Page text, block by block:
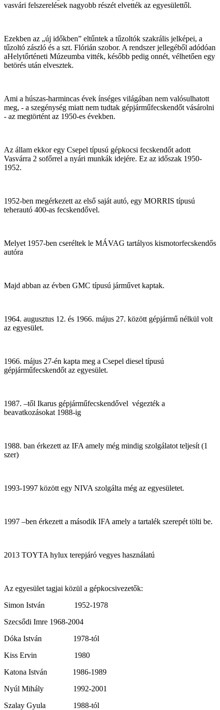
vasvári felszerelések nagyobb részét elvették az egyesülettől.
Ezekben az „új időkben” eltűntek a tűzoltók szakrális jelképei, a
tűzoltó zászló és a szt. Flórián szobor. A rendszer jellegéből adódóan
aHelytőrténeti Múzeumba vitték, később pedig onnét, vélhetően egy
betörés után elvesztek.
Ami a húszas-harmincas évek ínséges világában nem valósulhatott
meg, - a szegénység miatt nem tudtak gépjárműfecskendőt vásárolni
- az megtörtént az 1950-es években.
Az állam ekkor egy Csepel típusú gépkocsi fecskendőt adott
Vasvárra 2 sofőrrel a nyári munkák idejére. Ez az időszak 1950-
1952.
1952-ben megérkezett az első saját autó, egy MORRIS típusú
teherautó 400-as fecskendővel.
Melyet 1957-ben cseréltek le MÁVAG tartályos kismotorfecskendős
autóra
Majd abban az évben GMC típusú járművet kaptak.
1964. augusztus 12. és 1966. május 27. között gépjármű nélkül volt
az egyesület.
1966. május 27-én kapta meg a Csepel diesel típusú
gépjárműfecskendőt az egyesület.
1987. –től Ikarus gépjárműfecskendővel végezték a
beavatkozásokat 1988-ig
1988. ban érkezett az IFA amely még mindig szolgálatot teljesít (1
szer)
1993-1997 között egy NIVA szolgálta még az egyesületet.
1997 –ben érkezett a második IFA amely a tartalék szerepét tölti be.
2013 TOYTA hylux terepjáró vegyes használatú
Az egyesület tagjai közül a gépkocsivezetők:
Simon István 1952-1978
Szecsődi Imre 1968-2004
Dóka István 1978-tól
Kiss Ervin 1980
Katona István 1986-1989
Nyúl Mihály 1992-2001
Szalay Gyula 1988-tól